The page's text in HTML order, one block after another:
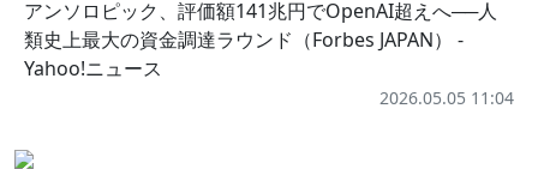
アンソロピック、評価額141兆円でOpenAI超えへ──人
類史上最大の資金調達ラウンド（Forbes JAPAN） -
Yahoo!ニュース
2026.05.05 11:04